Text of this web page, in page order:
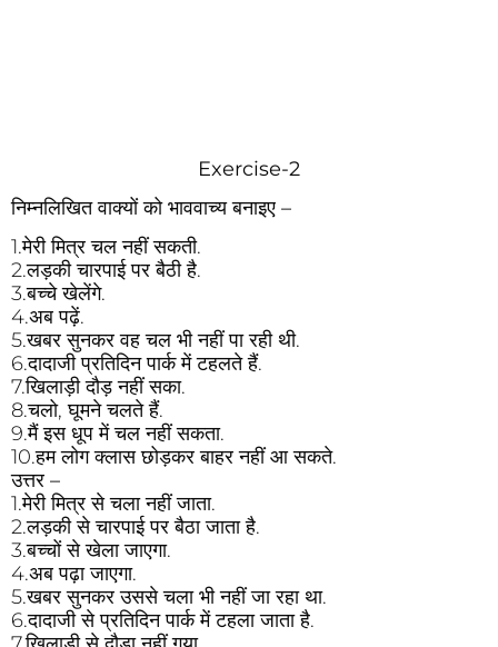
Exercise-2
निम्नलिखित वाक्यों को भाववाच्य बनाइए –
1.मेरी मित्र चल नहीं सकती.
2.लड़की चारपाई पर बैठी है.
3.बच्चे खेलेंगे.
4.अब पढ़ें.
5.खबर सुनकर वह चल भी नहीं पा रही थी.
6.दादाजी प्रतिदिन पार्क में टहलते हैं.
7.खिलाड़ी दौड़ नहीं सका.
8.चलो, घूमने चलते हैं.
9.मैं इस धूप में चल नहीं सकता.
10.हम लोग क्लास छोड़कर बाहर नहीं आ सकते.
उत्तर –
1.मेरी मित्र से चला नहीं जाता.
2.लड़की से चारपाई पर बैठा जाता है.
3.बच्चों से खेला जाएगा.
4.अब पढ़ा जाएगा.
5.खबर सुनकर उससे चला भी नहीं जा रहा था.
6.दादाजी से प्रतिदिन पार्क में टहला जाता है.